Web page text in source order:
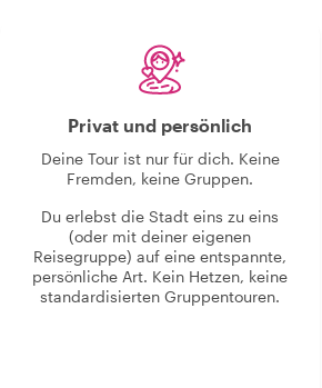
Privat und persönlich
Deine Tour ist nur für dich. Keine
Fremden, keine Gruppen.
Du erlebst die Stadt eins zu eins
(oder mit deiner eigenen
Reisegruppe) auf eine entspannte,
persönliche Art. Kein Hetzen, keine
standardisierten Gruppentouren.